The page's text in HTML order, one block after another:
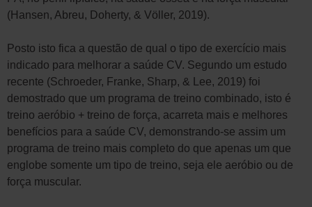
(Hansen, Abreu, Doherty, & Völler, 2019).
Posto isto fica a questão de qual o tipo de exercício mais
indicado para melhorar a saúde CV. Segundo um estudo
recente (Schroeder, Franke, Sharp, & Lee, 2019) foi
demostrado que um programa de treino combinado, isto é
treino aeróbio + treino de força, acarreta mais e melhores
benefícios para a saúde CV, demonstrando-se assim um
programa de treino mais completo do que apenas um que
englobe somente um tipo de treino, seja ele aeróbio ou de
força muscular.